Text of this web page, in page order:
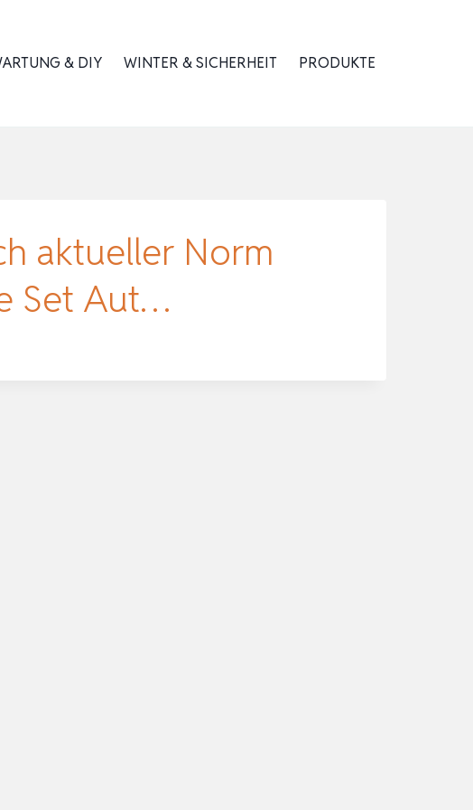
& DIY WINTER & SICHERHEIT PRODUKTE
aktueller Norm
Set Aut…